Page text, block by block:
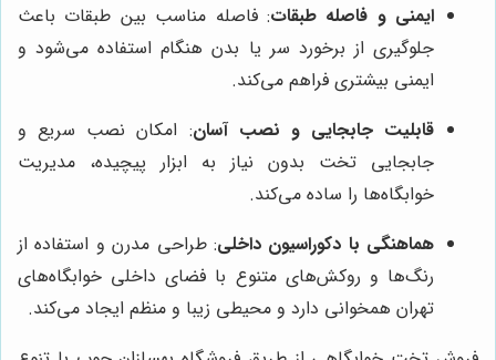
ایمنی و فاصله طبقات: فاصله مناسب بین طبقات باعث
جلوگیری از برخورد سر یا بدن هنگام استفاده می‌شود و
ایمنی بیشتری فراهم می‌کند.
قابلیت جابجایی و نصب آسان: امکان نصب سریع و
جابجایی تخت بدون نیاز به ابزار پیچیده، مدیریت
خوابگاه‌ها را ساده می‌کند.
هماهنگی با دکوراسیون داخلی: طراحی مدرن و استفاده از
رنگ‌ها و روکش‌های متنوع با فضای داخلی خوابگاه‌های
تهران همخوانی دارد و محیطی زیبا و منظم ایجاد می‌کند.